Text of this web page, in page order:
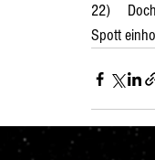
22)	Doch spottet ihr der Wahrheit, dann wird eure Brust (Gedanken und Gefühle) beklommen, wenn euch der eigene
Spott